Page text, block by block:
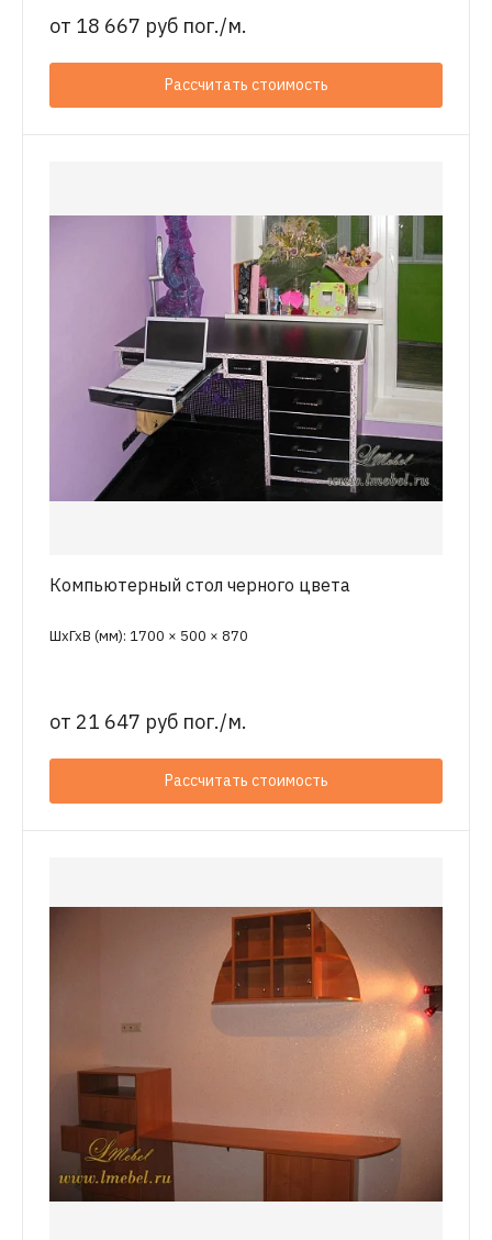
от 18 667 руб пог./м.
Рассчитать стоимость
Компьютерный стол черного цвета
ШхГхВ (мм): 1700 × 500 × 870
от 21 647 руб пог./м.
Рассчитать стоимость